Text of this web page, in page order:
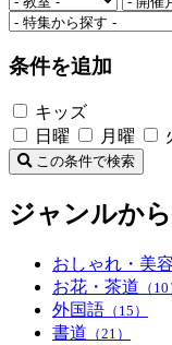
条件を追加
キッズ
日曜
月曜
この条件で検索
ジャンルか
おしゃれ・美容
お花・茶道 （10
外国語 （15）
書道 （21）